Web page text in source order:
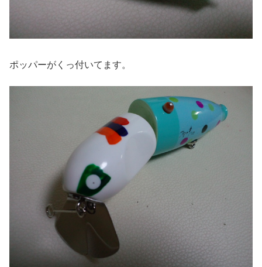
ポッパーがくっ付いてます。